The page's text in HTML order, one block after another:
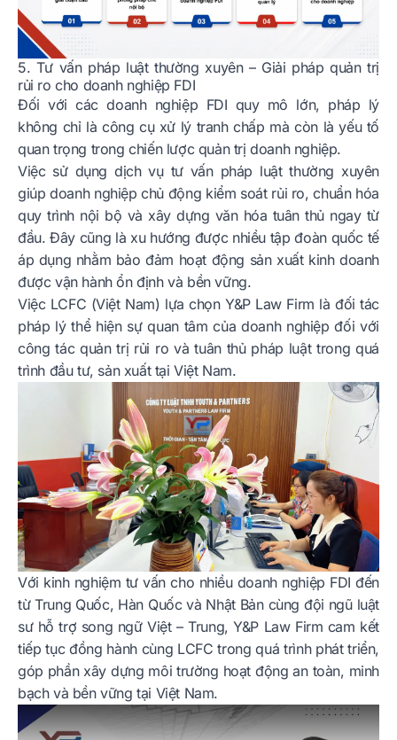
5. Tư vấn pháp luật thường xuyên – Giải pháp quản trị
rủi ro cho doanh nghiệp FDI
Đối với các doanh nghiệp FDI quy mô lớn, pháp lý
không chỉ là công cụ xử lý tranh chấp mà còn là yếu tố
quan trọng trong chiến lược quản trị doanh nghiệp.
Việc sử dụng dịch vụ tư vấn pháp luật thường xuyên
giúp doanh nghiệp chủ động kiểm soát rủi ro, chuẩn hóa
quy trình nội bộ và xây dựng văn hóa tuân thủ ngay từ
đầu. Đây cũng là xu hướng được nhiều tập đoàn quốc tế
áp dụng nhằm bảo đảm hoạt động sản xuất kinh doanh
được vận hành ổn định và bền vững.
Việc LCFC (Việt Nam) lựa chọn Y&P Law Firm là đối tác
pháp lý thể hiện sự quan tâm của doanh nghiệp đối với
công tác quản trị rủi ro và tuân thủ pháp luật trong quá
trình đầu tư, sản xuất tại Việt Nam.
Với kinh nghiệm tư vấn cho nhiều doanh nghiệp FDI đến
từ Trung Quốc, Hàn Quốc và Nhật Bản cùng đội ngũ luật
sư hỗ trợ song ngữ Việt – Trung, Y&P Law Firm cam kết
tiếp tục đồng hành cùng LCFC trong quá trình phát triển,
góp phần xây dựng môi trường hoạt động an toàn, minh
bạch và bền vững tại Việt Nam.
Play